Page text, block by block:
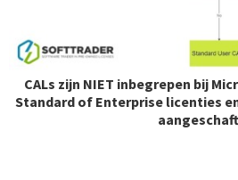
CALs zijn NIET inbegrepen bij
Standard of Enterprise licenties